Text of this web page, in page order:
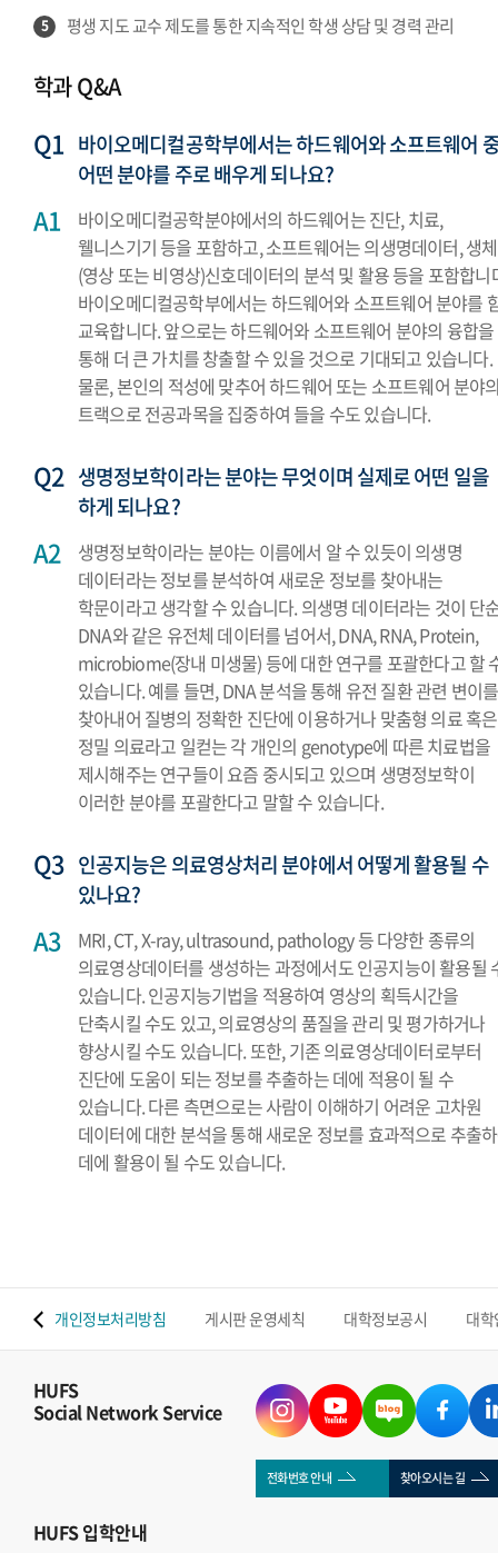
5 평생 지도 교수 제도를 통한 지속적인 학생 상담 및 경력 관리
학과 Q&A
바이오메디컬공학부에서는 하드웨어와 소프트웨어
어떤 분야를 주로 배우게 되나요?
바이오메디컬공학분야에서의 하드웨어는 진단, 치료,
웰니스기기 등을 포함하고, 소프트웨어는 의생명데이터, 생체
(영상 또는 비영상)신호데이터의 분석 및 활용 등을 포함합니
바이오메디컬공학부에서는 하드웨어와 소프트웨어 분야를
교육합니다. 앞으로는 하드웨어와 소프트웨어 분야의 융합을
통해 더 큰 가치를 창출할 수 있을 것으로 기대되고 있습니다.
물론, 본인의 적성에 맞추어 하드웨어 또는 소프트웨어 분야
트랙으로 전공과목을 집중하여 들을 수도 있습니다.
생명정보학이라는 분야는 무엇이며 실제로 어떤 일을
하게 되나요?
생명정보학이라는 분야는 이름에서 알 수 있듯이 의생명
데이터라는 정보를 분석하여 새로운 정보를 찾아내는
학문이라고 생각할 수 있습니다. 의생명 데이터라는 것이 단
DNA와 같은 유전체 데이터를 넘어서, DNA, RNA, Protein,
microbiome(장내 미생물) 등에 대한 연구를 포괄한다고 할
있습니다. 예를 들면, DNA 분석을 통해 유전 질환 관련 변이를
찾아내어 질병의 정확한 진단에 이용하거나 맞춤형 의료 혹은
정밀 의료라고 일컫는 각 개인의 genotype에 따른 치료법을
제시해주는 연구들이 요즘 중시되고 있으며 생명정보학이
이러한 분야를 포괄한다고 말할 수 있습니다.
인공지능은 의료영상처리 분야에서 어떻게 활용될 수
있나요?
MRI, CT, X-ray, ultrasound, pathology 등 다양한 종류의
의료영상데이터를 생성하는 과정에서도 인공지능이 활용될
있습니다. 인공지능기법을 적용하여 영상의 획득시간을
단축시킬 수도 있고, 의료영상의 품질을 관리 및 평가하거나
향상시킬 수도 있습니다. 또한, 기존 의료영상데이터로부터
진단에 도움이 되는 정보를 추출하는 데에 적용이 될 수
있습니다. 다른 측면으로는 사람이 이해하기 어려운 고차원
데이터에 대한 분석을 통해 새로운 정보를 효과적으로 추출
데에 활용이 될 수도 있습니다.
개인정보처리방침 게시판 운영세칙 대학정보공시 대
HUFS
Social Network Service
전화번호 안내 찾아오시는 길
HUFS입학안내